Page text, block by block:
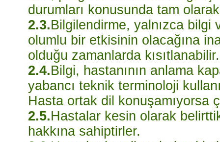
durumları konusunda tam
2.3.Bilgilendirme, yalnızca bilgi
olumlu bir etkisinin olacağına
olduğu zamanlarda kısıtlanabilir.
2.4.Bilgi, hastanının anlama
yabancı teknik terminoloji
Hasta ortak dil konuşamıyorsa
2.5.Hastalar kesin olarak
hakkına sahiptirler.